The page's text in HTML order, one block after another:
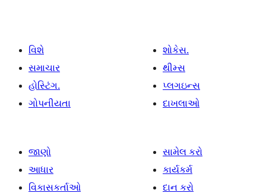
વિશે
સમાચાર
હોસ્ટિંગ.
ગોપનીયતા
શોકેસ.
થીમ્સ
પ્લગઇન્સ
દાખલાઓ
જાણો
આધાર
વિકાસકર્તાઓ
સામેલ કરો
કાર્યકર્મ
દાન કરો